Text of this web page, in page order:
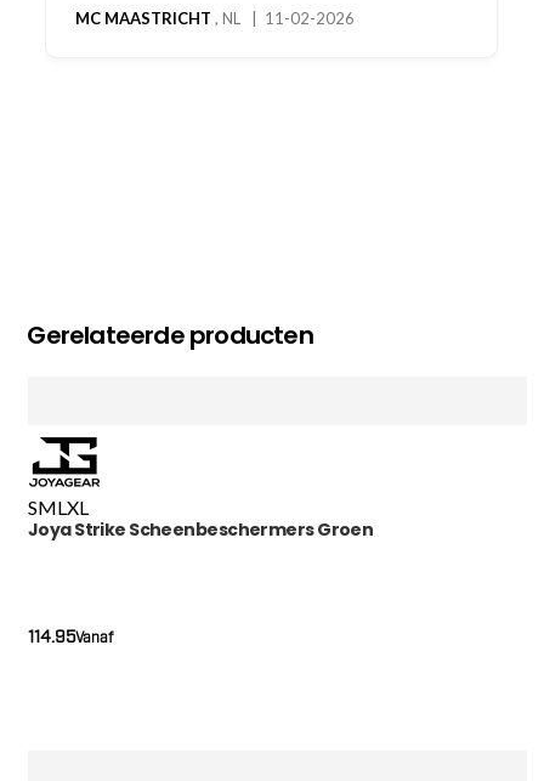
MC MAASTRICHT , NL | 11-02-2026
Gerelateerde producten
SML XL
Joya Strike Scheenbeschermers Groen
Vanaf
114.95